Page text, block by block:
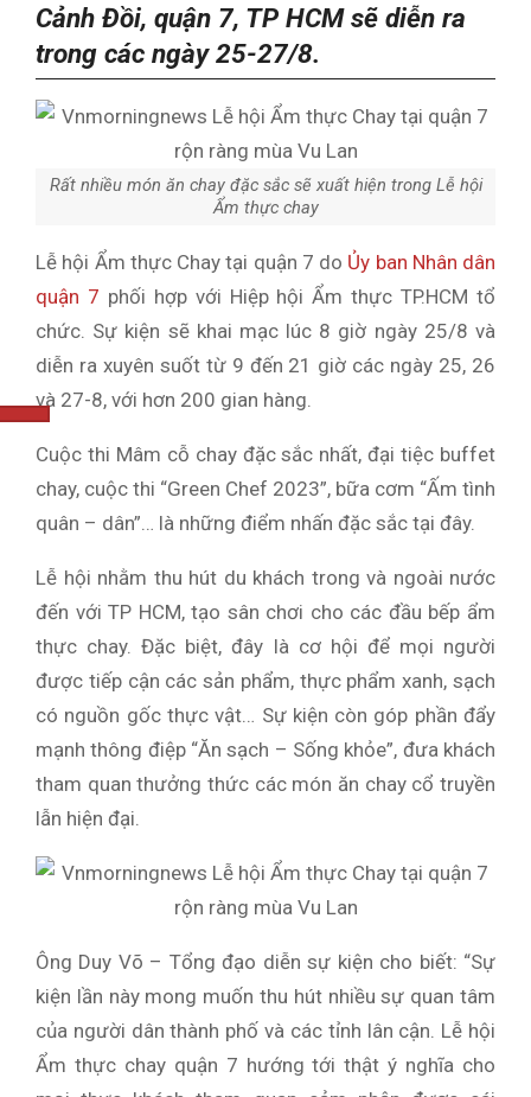
Cảnh Đồi, quận 7, TP HCM sẽ diễn ra
trong các ngày 25-27/8.
Rất nhiều món ăn chay đặc sắc sẽ xuất hiện trong Lễ hội
Ẩm thực chay
Lễ hội Ẩm thực Chay tại quận 7 do Ủy ban Nhân dân
quận 7 phối hợp với Hiệp hội Ẩm thực TP.HCM tổ
chức. Sự kiện sẽ khai mạc lúc 8 giờ ngày 25/8 và
diễn ra xuyên suốt từ 9 đến 21 giờ các ngày 25, 26
và 27-8, với hơn 200 gian hàng.
Cuộc thi Mâm cỗ chay đặc sắc nhất, đại tiệc buffet
chay, cuộc thi “Green Chef 2023”, bữa cơm “Ấm tình
quân – dân”… là những điểm nhấn đặc sắc tại đây.
Lễ hội nhằm thu hút du khách trong và ngoài nước
đến với TP HCM, tạo sân chơi cho các đầu bếp ẩm
thực chay. Đặc biệt, đây là cơ hội để mọi người
được tiếp cận các sản phẩm, thực phẩm xanh, sạch
có nguồn gốc thực vật… Sự kiện còn góp phần đẩy
mạnh thông điệp “Ăn sạch – Sống khỏe”, đưa khách
tham quan thưởng thức các món ăn chay cổ truyền
lẫn hiện đại.
Ông Duy Võ – Tổng đạo diễn sự kiện cho biết: “Sự
kiện lần này mong muốn thu hút nhiều sự quan tâm
của người dân thành phố và các tỉnh lân cận. Lễ hội
Ẩm thực chay quận 7 hướng tới thật ý nghĩa cho